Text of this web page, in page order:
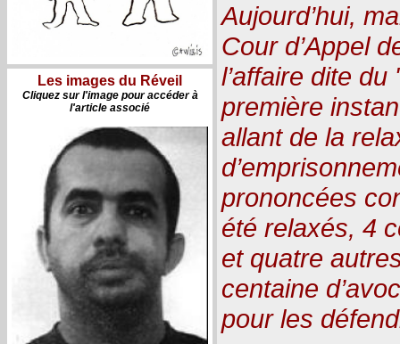
Les images du Réveil
Cliquez sur l'image pour accéder à
l'article associé
Aujourd’hui,
Cour d’Appel
l’affaire dite
première
allant de la
prononcées
été relaxés, 4
et quatre
centaine
pour les